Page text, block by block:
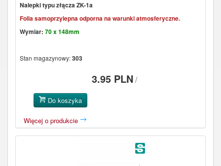
Nalepki typu złącza ZK-1a
Folia samoprzylepna odporna na warunki atmosferyczne.
Wymiar:70 x 148mm
Stan magazynowy:303
3.95 PLN/
Do koszyka
Więcej o produkcie